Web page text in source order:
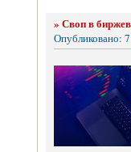
» Своп в
Опубликовано: